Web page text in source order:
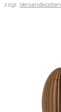
zzgl. Versandkosten